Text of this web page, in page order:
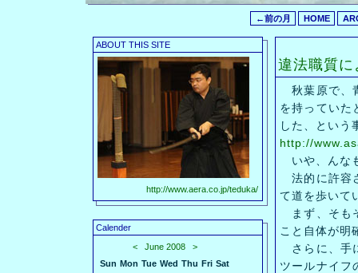
←前の月 HOME
ABOUT THIS SITE
http://www.aera.co.jp/teduka/
Calender
<
June 2008
>
Sun Mon Tue Wed Thu Fri Sat
違法職質
秋葉原で、
を持っていた
した、という
http://
いや、んな
法的に許容
て道を歩いて
まず、そも
こと自体が明
さらに、手
ツールナイフ